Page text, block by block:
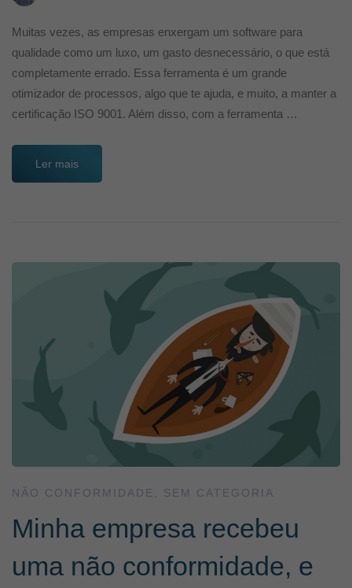
Muitas vezes, as empresas enxergam um software para
qualidade como um luxo, um gasto desnecessário, o que está
completamente errado. Essa ferramenta é um grande
otimizador de processos, algo que te ajuda, e muito, a manter a
certificação ISO 9001. Além disso, com a ferramenta …
Ler mais
NÃO CONFORMIDADE SEM CATEGORIA
Minha empresa recebeu
uma não conformidade, e